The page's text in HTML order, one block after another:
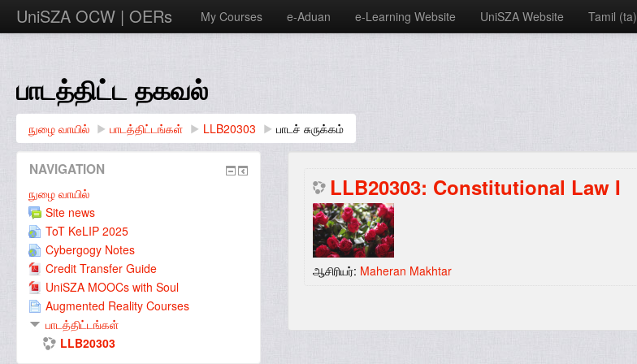
UniSZA OCW | OERs My Courses e-Aduan e-Learning Website UniSZA Website Tamil ‎(ta)‎
பாடத்திட்ட தகவல்
நுழை வாயில் ▶︎ பாடத்திட்டங்கள் ▶︎ LLB20303 ▶︎ பாடச் சுருக்கம்
LLB20303: Constitutional Law I
ஆசிரியர்: Maheran Makhtar
NAVIGATION
நுழை வாயில்
Site news
ToT KeLIP 2025
Cybergogy Notes
Credit Transfer Guide
UniSZA MOOCs with Soul
Augmented Reality Courses
பாடத்திட்டங்கள்
LLB20303